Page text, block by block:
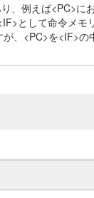
、例えば<PC>に
として命令メモ
、<PC>を<IF>の